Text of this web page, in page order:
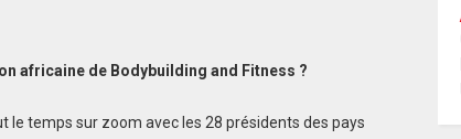
africaine de Bodybuilding and Fitness ?
temps sur zoom avec les 28 présidents des pays